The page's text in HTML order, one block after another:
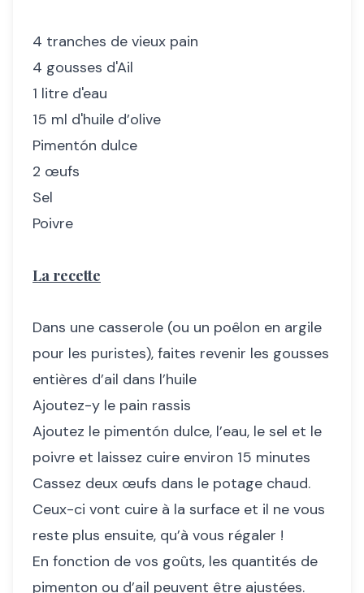
4 tranches de vieux pain
4 gousses d'Ail
1 litre d'eau
15 ml d'huile d’olive
Pimentón dulce
2 œufs
Sel
Poivre
La recette
Dans une casserole (ou un poêlon en argile
pour les puristes), faites revenir les gousses
entières d’ail dans l’huile
Ajoutez-y le pain rassis
Ajoutez le pimentón dulce, l’eau, le sel et le
poivre et laissez cuire environ 15 minutes
Cassez deux œufs dans le potage chaud.
Ceux-ci vont cuire à la surface et il ne vous
reste plus ensuite, qu’à vous régaler !
En fonction de vos goûts, les quantités de
pimenton ou d’ail peuvent être ajustées.